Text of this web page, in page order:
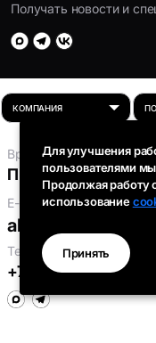
Получать новости и
Время работы:
Пн-Пт: 8:00 - 16:30
E-mail:
absolut-
Телефоны:
+7 (343) 301-91-93
Для улучшения
пользователями
Продолжая работу
использование
Принять